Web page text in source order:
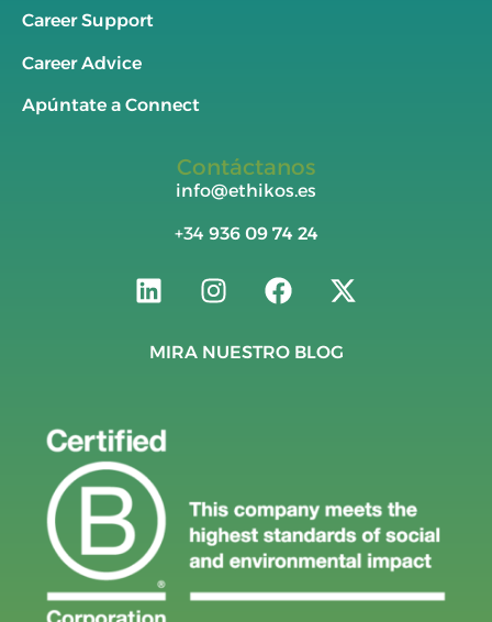
Career Support
Career Advice
Apúntate a Connect
Contáctanos
info@ethikos.es
+34 936 09 74 24
MIRA NUESTRO BLOG